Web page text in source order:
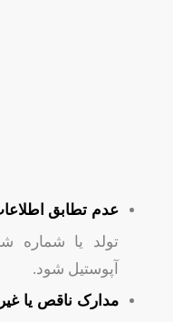
عدم تطابق
تولد یا شماره
آپوستیل شود.
مدارک ناقص یا